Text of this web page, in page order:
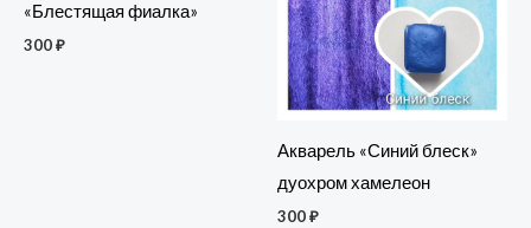
«Блестящая фиалка»
300₽
Акварель «Синий блеск»
дуохром хамелеон
300₽